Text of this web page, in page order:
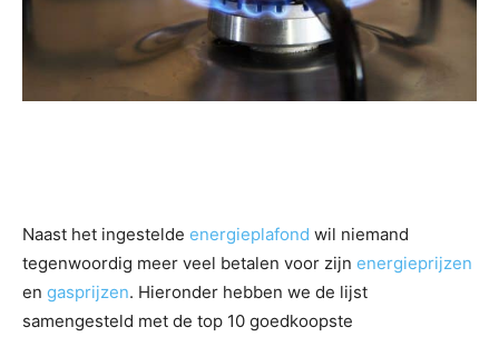
Naast het ingestelde energieplafond wil niemand
tegenwoordig meer veel betalen voor zijn energieprijzen
en gasprijzen. Hieronder hebben we de lijst
samengesteld met de top 10 goedkoopste